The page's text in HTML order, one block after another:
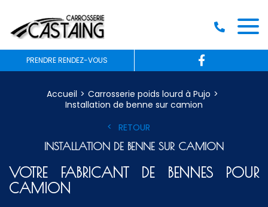
PRENDRE RENDEZ-VOUS
Accueil
Carrosserie poids lourd à Pujo
Installation de benne sur camion
RETOUR
INSTALLATION DE BENNE SUR CAMION
VOTRE FABRICANT DE BENNES POUR
CAMION